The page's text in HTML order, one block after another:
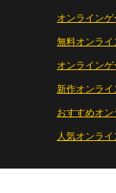
オンラインゲ
無料オンライ
オンライン
新作オンライ
おすすめオ
人気オンラ